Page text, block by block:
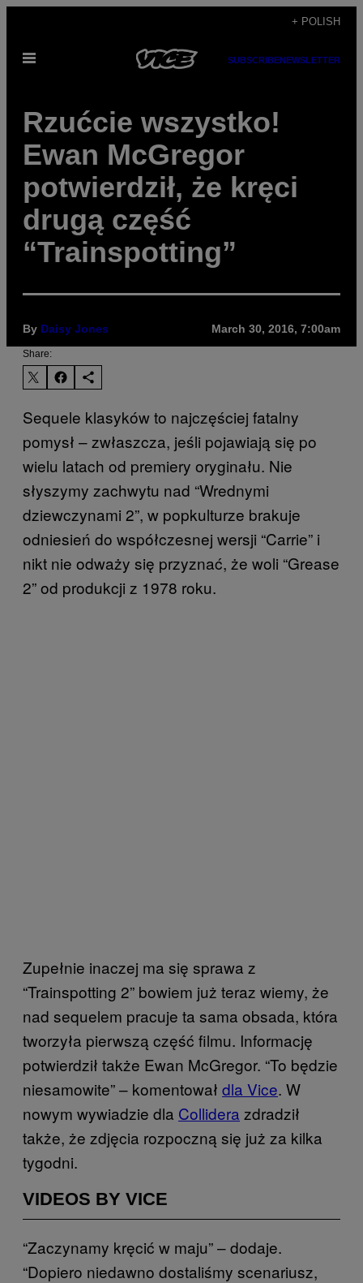
content
+ POLISH
Open
SUBSCRIBENEWSLETTER
Rzućcie wszystko!
Ewan McGregor
potwierdził, że kręci
drugą część
“Trainspotting”
By Daisy Jones March 30, 2016, 7:00am
Share:
Sequele klasyków to najczęściej fatalny
pomysł – zwłaszcza, jeśli pojawiają się po
wielu latach od premiery oryginału. Nie
słyszymy zachwytu nad “Wrednymi
dziewczynami 2”, w popkulturze brakuje
odniesień do współczesnej wersji “Carrie” i
nikt nie odważy się przyznać, że woli “Grease
2” od produkcji z 1978 roku.
Zupełnie inaczej ma się sprawa z
“Trainspotting 2” bowiem już teraz wiemy, że
nad sequelem pracuje ta sama obsada, która
tworzyła pierwszą część filmu. Informację
potwierdził także Ewan McGregor. “To będzie
niesamowite” – komentował dla Vice. W
nowym wywiadzie dla Collidera zdradził
także, że zdjęcia rozpoczną się już za kilka
tygodni.
VIDEOS BY VICE
“Zaczynamy kręcić w maju” – dodaje.
“Dopiero niedawno dostaliśmy scenariusz,